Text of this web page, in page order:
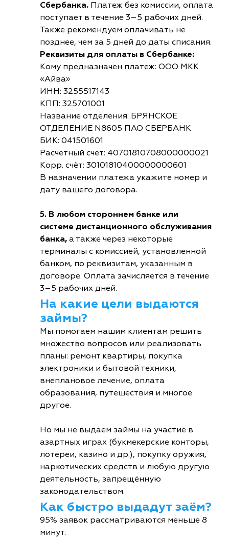
Сбербанка. Платеж без комиссии, оплата
поступает в течение 3–5 рабочих дней.
Также рекомендуем оплачивать не
позднее, чем за 5 дней до даты списания.
Реквизиты для оплаты в Сбербанке:
Кому предназначен платеж: ООО МКК
«Айва»
ИНН: 3255517143
КПП: 325701001
Название отделения: БРЯНСКОЕ
ОТДЕЛЕНИЕ N8605 ПАО СБЕРБАНК
БИК: 041501601
Расчетный счет: 40701810708000000021
Корр. счёт: 30101810400000000601
В назначении платежа укажите номер и
дату вашего договора.
5. В любом стороннем банке или
системе дистанционного обслуживания
банка, а также через некоторые
терминалы с комиссией, установленной
банком, по реквизитам, указанным в
договоре. Оплата зачисляется в течение
3–5 рабочих дней.
На какие цели выдаются
займы?
Мы помогаем нашим клиентам решить
множество вопросов или реализовать
планы: ремонт квартиры, покупка
электроники и бытовой техники,
внеплановое лечение, оплата
образования, путешествия и многое
другое.
Но мы не выдаем займы на участие в
азартных играх (букмекерские конторы,
лотереи, казино и др.), покупку оружия,
наркотических средств и любую другую
деятельность, запрещённую
законодательством.
Как быстро выдадут заём?
95% заявок рассматриваются меньше 8
минут.